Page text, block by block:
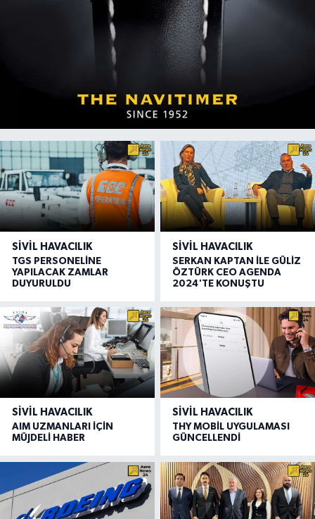
SIVIL HAVACILIK
TGS PERSONELİNE
YAPILACAK ZAMLAR
DUYURULDU
SIVIL HAVACILIK
SERKAN KAPTAN İLE GÜLİZ
ÖZTÜRK CEO AGENDA
2024'TE KONUŞTU
SIVIL HAVACILIK
AIM UZMANLARI İÇİN
MÜJDELİ HABER
SIVIL HAVACILIK
THY MOBİL UYGULAMASI
GÜNCELLENDİ